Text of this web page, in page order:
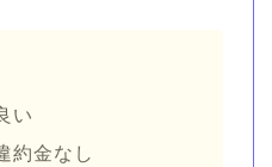
い
約金なし